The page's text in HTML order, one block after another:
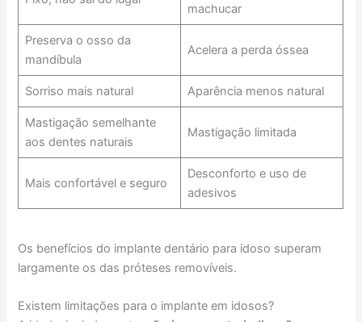
machucar
Preserva o osso da
mandíbula
Acelera a perda óssea
Sorriso mais natural Aparência menos natural
Mastigação semelhante
aos dentes naturais
Mastigação limitada
Mais confortável e seguro
Desconforto e uso de
adesivos
Os benefícios do implante dentário para idoso superam
largamente os das próteses removíveis.
Existem limitações para o implante em idosos?